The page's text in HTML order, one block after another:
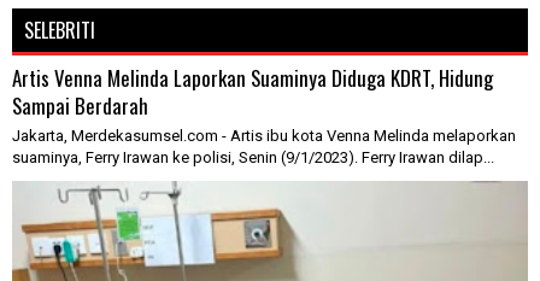
SELEBRITI
Artis Venna Melinda Laporkan Suaminya Diduga KDRT, Hidung
Sampai Berdarah
Jakarta, Merdekasumsel.com - Artis ibu kota Venna Melinda melaporkan
suaminya, Ferry Irawan ke polisi, Senin (9/1/2023). Ferry Irawan dilap...